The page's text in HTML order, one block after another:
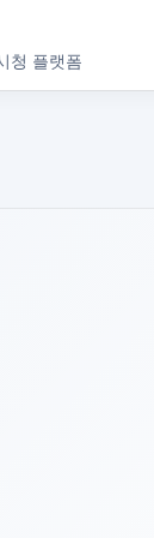
청 플랫폼